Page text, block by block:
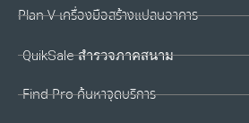
Plan V เครื่องมือสร้างแปลนอาคาร
QuikSale สำรวจภาคสนาม
Find Pro ค้นหาจุดบริการ